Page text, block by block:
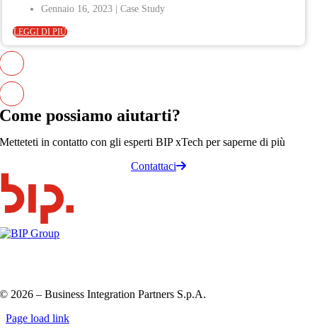
Gennaio 16, 2023
LEGGI DI PIÙ
Come possiamoaiutarti?
Metteteti in contatto con gli esperti BIP xTech per saperne di più
Contattaci
© 2026 – Business Integration Partners S.p.A.
Page load link